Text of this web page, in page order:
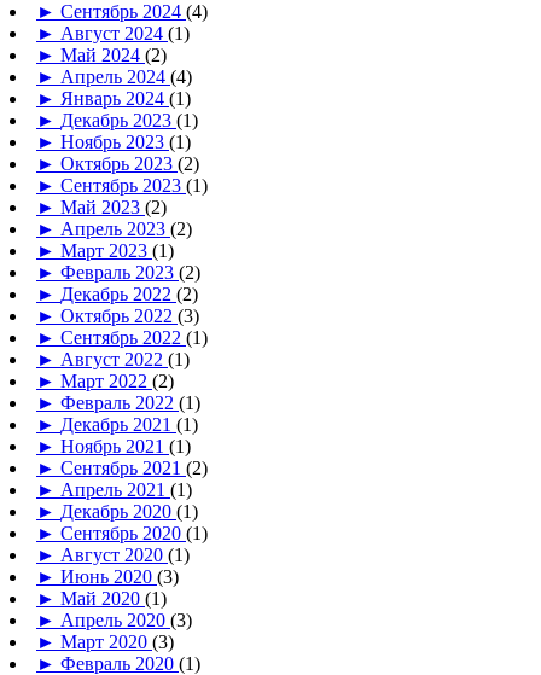
► Сентябрь 2024 (4)
► Август 2024 (1)
► Май 2024 (2)
► Апрель 2024 (4)
► Январь 2024 (1)
► Декабрь 2023 (1)
► Ноябрь 2023 (1)
► Октябрь 2023 (2)
► Сентябрь 2023 (1)
► Май 2023 (2)
► Апрель 2023 (2)
► Март 2023 (1)
► Февраль 2023 (2)
► Декабрь 2022 (2)
► Октябрь 2022 (3)
► Сентябрь 2022 (1)
► Август 2022 (1)
► Март 2022 (2)
► Февраль 2022 (1)
► Декабрь 2021 (1)
► Ноябрь 2021 (1)
► Сентябрь 2021 (2)
► Апрель 2021 (1)
► Декабрь 2020 (1)
► Сентябрь 2020 (1)
► Август 2020 (1)
► Июнь 2020 (3)
► Май 2020 (1)
► Апрель 2020 (3)
► Март 2020 (3)
► Февраль 2020 (1)